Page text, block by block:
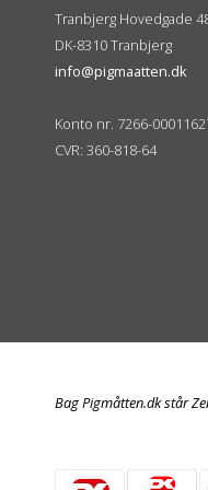
Tranbjerg Hovedgade
DK-8310 Tranbjerg
info@pigmaatten.dk
Konto nr. 7266-
CVR: 360-818-64
Bag Pigmåtten.dk står